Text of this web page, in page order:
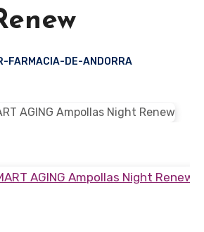
FARMACIA-DE-ANDORRA